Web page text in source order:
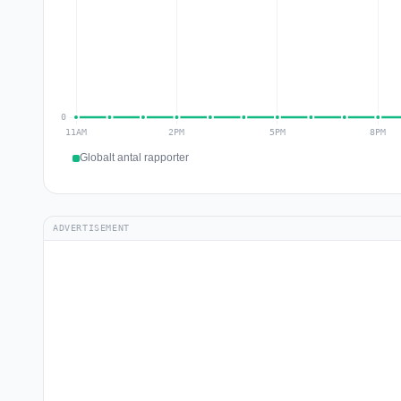
Globalt antal rapporter
ADVERTISEMENT